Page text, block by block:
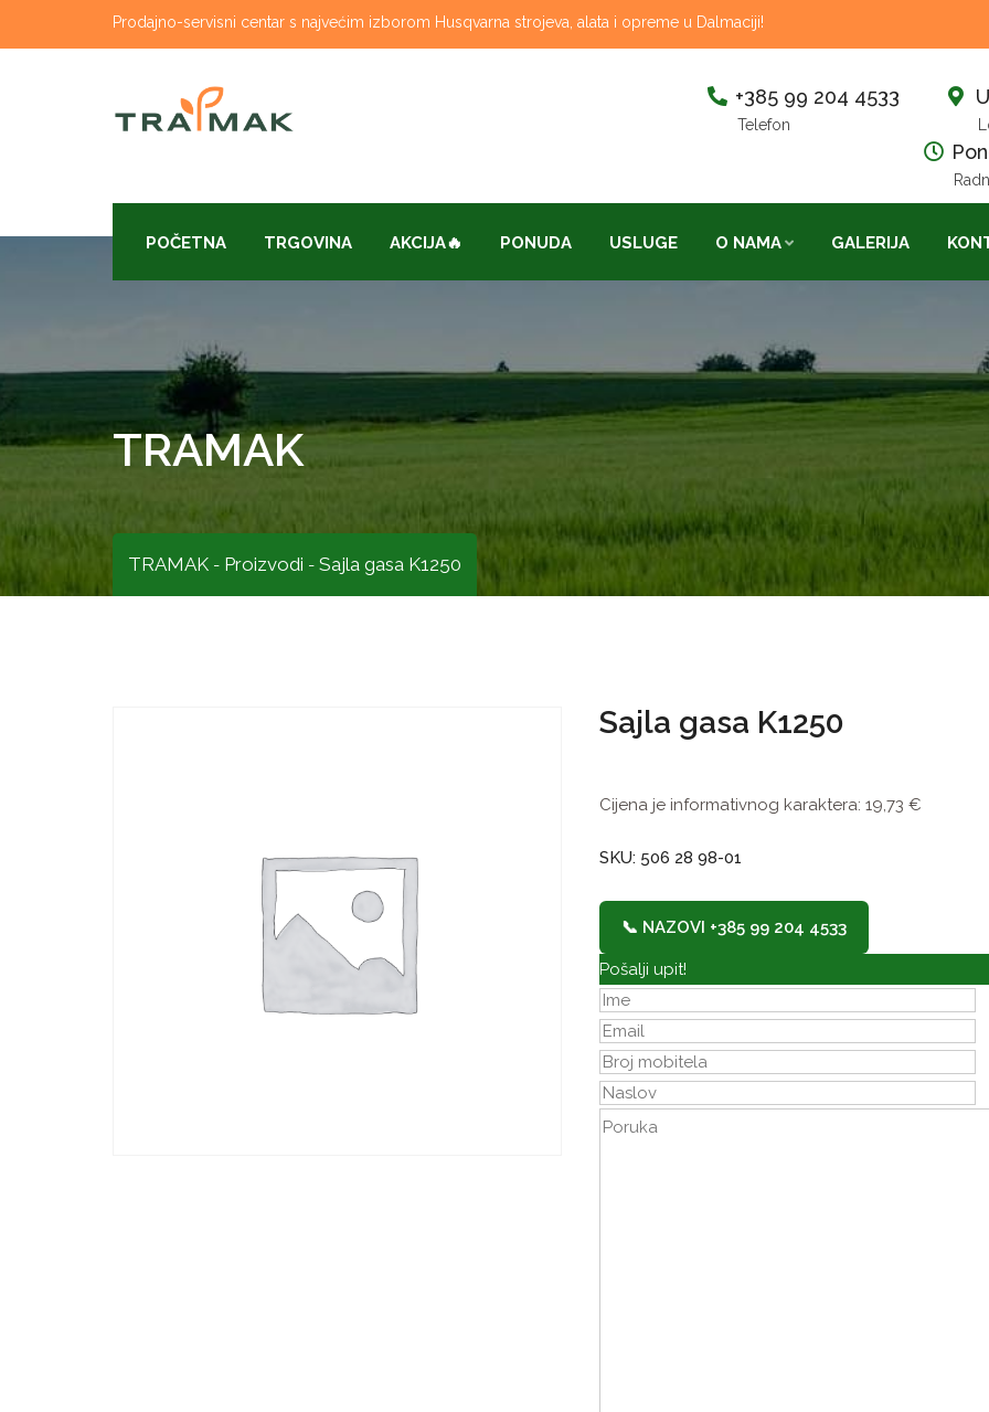
to
Prodajno-servisni centar s najvećim izborom Husqvarna strojeva, alata i opreme u Dalmaciji!
+385 99 204 4533
Telefon
POČETNA TRGOVINA AKCIJA🔥 PONUDA USLUGE O NAMA GALERIJA
TRAMAK
TRAMAK - Proizvodi - Sajla gasa K1250
Sajla gasa K1250
Cijena je informativnog karaktera: 19,73 €
SKU: 506 28 98-01
📞 NAZOVI +385 99 204 4533
Pošalji upit!